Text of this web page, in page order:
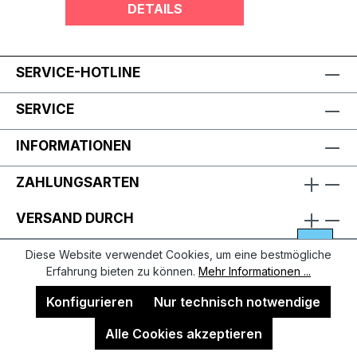
DETAILS
SERVICE-HOTLINE
SERVICE
INFORMATIONEN
ZAHLUNGSARTEN
VERSAND DURCH
Diese Website verwendet Cookies, um eine bestmögliche
Erfahrung bieten zu können. Mehr Informationen ...
Nur technisch notwendige
Konfigurieren
Alle Cookies akzeptieren